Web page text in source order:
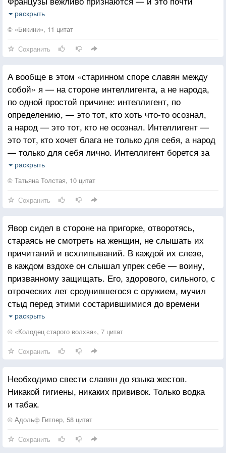
всегда соответствует действительности, — что у
них уже нет сигарет, но они бы тоже охотно
сигарету изо рта и разрешают затянуться. И только
русские подают всю пачку, как и другие славяне.
А если у них нет сигарет, обязательно пойдут
просить для вас, но только у своих
раскрыть
© «Бикини», 11 цитат
Сохранить
А вообще в этом «старинном споре славян между
собой» я — на стороне интеллигента, а не народа,
по одной простой причине: интеллигент, по
определению, — это тот, кто хоть что-то осознал,
а народ — это тот, кто не осознал. Интеллигент —
это тот, кто хочет блага не только для себя, а народ
— только для себя лично. Интеллигент борется за
чужие права, а народ — за свои собственные и так
далее. Вот почему интеллигент иногда, и часто,
а народ всегда, будто бы, прав. И заметьте, ему,
народу, никогда стыдно не бывает. И он никогда не
испытывает потребности извиниться. А интеллигент
постоянно извиняется, и никто его еще ни разу не
простил. Если я не права, приведите мне обратный
пример.
раскрыть
© Татьяна Толстая, 10 цитат
Сохранить
Явор сидел в стороне на пригорке, отворотясь,
стараясь не смотреть на женщин, не слышать их
причитаний и всхлипываний. В каждой их слезе,
в каждом вздохе он слышал упрек себе — воину,
призванному защищать. Его, здорового, сильного, с
отроческих лет сроднившегося с оружием, мучил
стыд перед этими состарившимися до времени
женщинами и одинокими стариками. Казалось бы,
кого ему жалеть, — сам сирота. Его осиротила не
Морена-Смерть, невидимая и неумолимая. Однако
он выжил, вырос, добрая судьба дала ему другого
отца, дядек, братьев. Только матери другой не дала,
и Явор видел бережно хранимые в памяти черты
своей матери в лице каждой пожилой женщины.
В каждом женском вздохе он слышал последние
цеплялся в отчаянии изо всех сил, но не сумел
раскрыть
© «Колодец старого волхва», 7 цитат
Сохранить
Необходимо свести славян до языка жестов.
Никакой гигиены, никаких прививок. Только водка
и табак.
© Адольф Гитлер, 58 цитат
Сохранить